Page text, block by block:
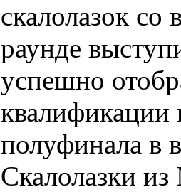
скалолазок
раунде
успешно
квалификации
полуфинала в
Скалолазки